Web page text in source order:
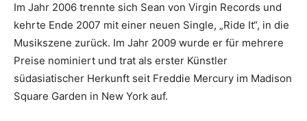
Im Jahr 2006 trennte sich Sean von Virgin Records und
kehrte Ende 2007 mit einer neuen Single, „Ride It“, in die
Musikszene zurück. Im Jahr 2009 wurde er für mehrere
Preise nominiert und trat als erster Künstler
südasiatischer Herkunft seit Freddie Mercury im Madison
Square Garden in New York auf.